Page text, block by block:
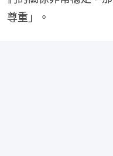
尊重」。